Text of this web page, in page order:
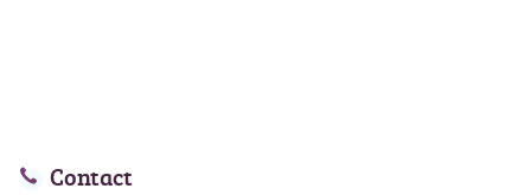
Contact